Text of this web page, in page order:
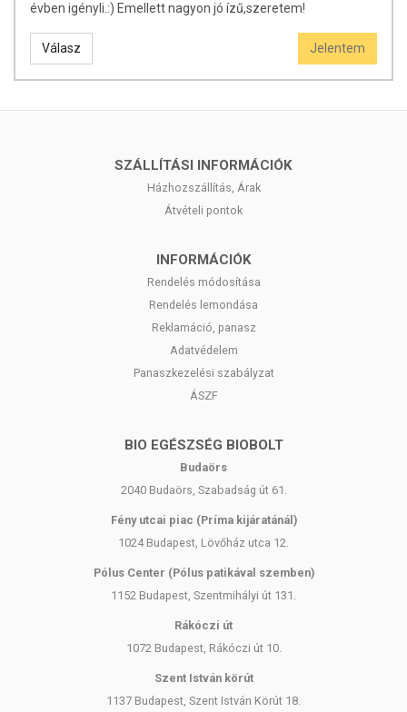
évben igényli.:) Emellett nagyon jó ízű,szeretem!
Válasz Jelentem
SZÁLLÍTÁSI INFORMÁCIÓK
Házhozszállítás, Árak
Átvételi pontok
INFORMÁCIÓK
Rendelés módosítása
Rendelés lemondása
Reklamáció, panasz
Adatvédelem
Panaszkezelési szabályzat
ÁSZF
BIO EGÉSZSÉG BIOBOLT
Budaörs
2040 Budaörs, Szabadság út 61.
Fény utcai piac (Príma kijáratánál)
1024 Budapest, Lövőház utca 12.
Pólus Center (Pólus patikával szemben)
1152 Budapest, Szentmihályi út 131.
Rákóczi út
1072 Budapest, Rákóczi út 10.
Szent István körút
1137 Budapest, Szent István Körút 18.